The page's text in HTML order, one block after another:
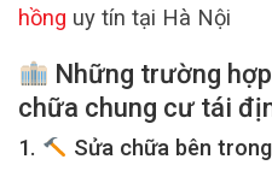
hồng uy tín tại Hà Nội
Những trường
chữa chung cư tái
1.
Sửa chữa bên